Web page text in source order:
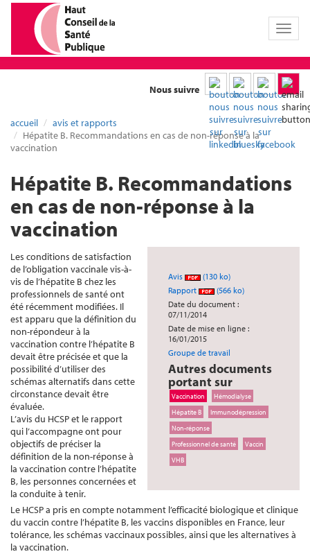
Toggle
Nous suivre
accueil
avis et rapports
Hépatite B. Recommandations en cas de non-réponse à la
vaccination
Hépatite B. Recommandations
en cas de non-réponse à la
vaccination
Avis
(130 ko)
Rapport
(566 ko)
Date du document :
07/11/2014
Date de mise en ligne :
16/01/2015
Groupe de travail
Autres documents
portant sur
Vaccination
Hémodialyse
Hépatite B
Immunodépression
Non-réponse
Professionnel de santé
Vaccin
VHB
Les conditions de satisfaction
de l’obligation vaccinale vis-à-
vis de l’hépatite B chez les
professionnels de santé ont
été récemment modifiées. Il
est apparu que la définition du
non-répondeur à la
vaccination contre l’hépatite B
devait être précisée et que la
possibilité d’utiliser des
schémas alternatifs dans cette
circonstance devait être
évaluée.
L’avis du HCSP et le rapport
qui l’accompagne ont pour
objectifs de préciser la
définition de la non-réponse à
la vaccination contre l’hépatite
B, les personnes concernées et
la conduite à tenir.
Le HCSP a pris en compte notamment l’efficacité biologique et clinique
du vaccin contre l’hépatite B, les vaccins disponibles en France, leur
tolérance, les schémas vaccinaux possibles, ainsi que les alternatives à
la vaccination.